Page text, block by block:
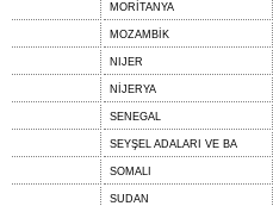
MORİTANYA
MOZAMBİK
NIJER
NİJERYA
SENEGAL
SEYŞEL ADALARI VE BA
SOMALI
SUDAN